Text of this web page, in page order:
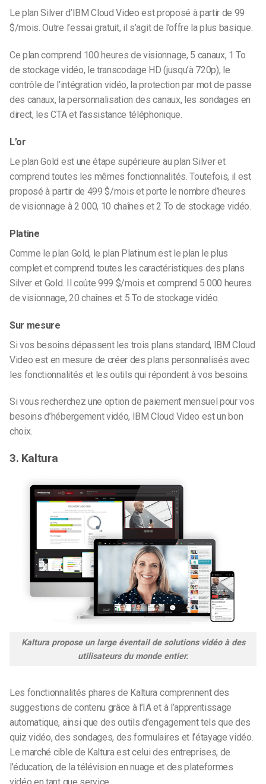
Le plan Silver d’IBM Cloud Video est proposé à partir de 99
$/mois. Outre l’essai gratuit, il s’agit de l’offre la plus basique.
Ce plan comprend 100 heures de visionnage, 5 canaux, 1 To
de stockage vidéo, le transcodage HD (jusqu’à 720p), le
contrôle de l’intégration vidéo, la protection par mot de passe
des canaux, la personnalisation des canaux, les sondages en
direct, les CTA et l’assistance téléphonique.
L’or
Le plan Gold est une étape supérieure au plan Silver et
comprend toutes les mêmes fonctionnalités. Toutefois, il est
proposé à partir de 499 $/mois et porte le nombre d’heures
de visionnage à 2 000, 10 chaînes et 2 To de stockage vidéo.
Platine
Comme le plan Gold, le plan Platinum est le plan le plus
complet et comprend toutes les caractéristiques des plans
Silver et Gold. Il coûte 999 $/mois et comprend 5 000 heures
de visionnage, 20 chaînes et 5 To de stockage vidéo.
Sur mesure
Si vos besoins dépassent les trois plans standard, IBM Cloud
Video est en mesure de créer des plans personnalisés avec
les fonctionnalités et les outils qui répondent à vos besoins.
Si vous recherchez une option de paiement mensuel pour vos
besoins d’hébergement vidéo, IBM Cloud Video est un bon
choix.
3. Kaltura
Kaltura propose un large éventail de solutions vidéo à des
utilisateurs du monde entier.
Les fonctionnalités phares de Kaltura comprennent des
suggestions de contenu grâce à l’IA et à l’apprentissage
automatique, ainsi que des outils d’engagement tels que des
quiz vidéo, des sondages, des formulaires et l’étayage vidéo.
Le marché cible de Kaltura est celui des entreprises, de
l’éducation, de la télévision en nuage et des plateformes